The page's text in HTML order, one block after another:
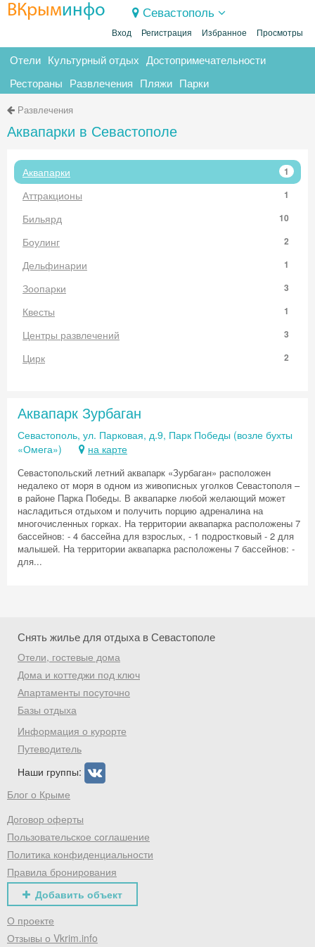
ВКрыминфо Севастополь
Вход Регистрация Избранное Просмотры
Отели Культурный отдых Достопримечательности
Рестораны Развлечения Пляжи Парки
Развлечения
Аквапарки в Севастополе
Аквапарки 1
Аттракционы 1
Бильярд 10
Боулинг 2
Дельфинарии 1
Зоопарки 3
Квесты 1
Центры развлечений 3
Цирк 2
Аквапарк Зурбаган
Севастополь, ул. Парковая, д.9, Парк Победы (возле бухты
«Омега»)
на карте
Севастопольский летний аквапарк «Зурбаган» расположен
недалеко от моря в одном из живописных уголков Севастополя –
в районе Парка Победы. В аквапарке любой желающий может
насладиться отдыхом и получить порцию адреналина на
многочисленных горках. На территории аквапарка расположены 7
бассейнов: - 4 бассейна для взрослых, - 1 подростковый - 2 для
малышей. На территории аквапарка расположены 7 бассейнов: -
для...
Снять жилье для отдыха в Севастополе
Отели, гостевые дома
Дома и коттеджи под ключ
Апартаменты посуточно
Базы отдыха
Информация о курорте
Путеводитель
Наши группы:
Блог о Крыме
Договор оферты
Пользовательское соглашение
Политика конфиденциальности
Правила бронирования
Добавить объект
О проекте
Отзывы о Vkrim.info
Скидка −5%
Хочешь дешевле? Оставь почту и получи
промокод на первое бронирование!